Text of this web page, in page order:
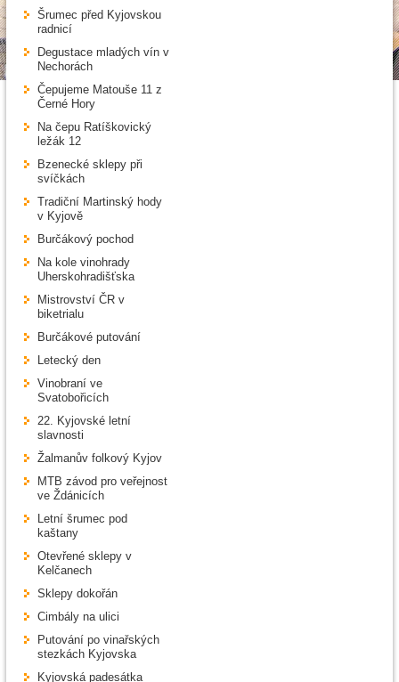
Šrumec před Kyjovskou
radnicí
Degustace mladých vín v
Nechorách
Čepujeme Matouše 11 z
Černé Hory
Na čepu Ratíškovický
ležák 12
Bzenecké sklepy při
svíčkách
Tradiční Martinský hody
v Kyjově
Burčákový pochod
Na kole vinohrady
Uherskohradišťska
Mistrovství ČR v
biketrialu
Burčákové putování
Letecký den
Vinobraní ve
Svatobořicích
22. Kyjovské letní
slavnosti
Žalmanův folkový Kyjov
MTB závod pro veřejnost
ve Ždánicích
Letní šrumec pod
kaštany
Otevřené sklepy v
Kelčanech
Sklepy dokořán
Cimbály na ulici
Putování po vinařských
stezkách Kyjovska
Kyjovská padesátka